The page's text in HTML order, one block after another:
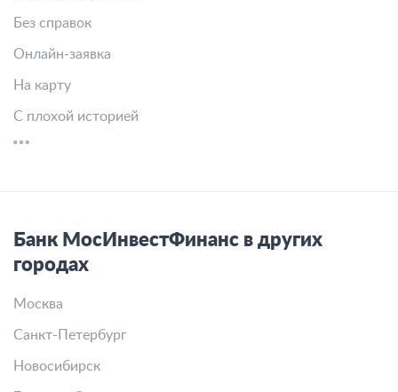
Без справок
Онлайн-заявка
На карту
С плохой историей
Банк МосИнвестФинанс в других
городах
Москва
Санкт-Петербург
Новосибирск